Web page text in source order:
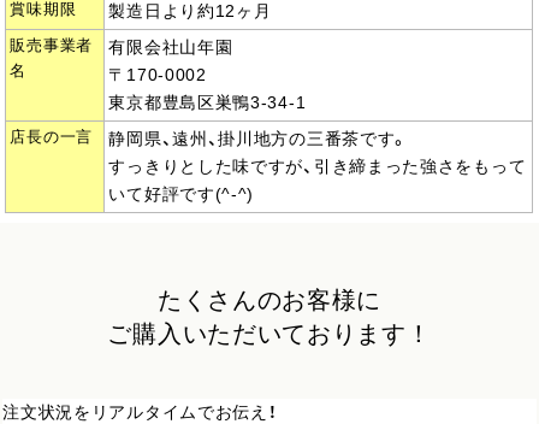
賞味期限 製造日より約12ヶ月
販売事業者
名
有限会社山年園
〒170-0002
東京都豊島区巣鴨3-34-1
店長の一言
静岡県、遠州、掛川地方の三番茶です。
すっきりとした味ですが、引き締まった強さをもって
いて好評です(^-^)
たくさんのお客様に
ご購入いただいております！
注文状況をリアルタイムでお伝え！